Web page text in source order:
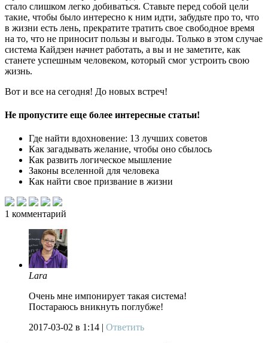
стало слишком легко добиваться. Ставьте перед собой цели
такие, чтобы было интересно к ним идти, забудьте про то, что
в жизни есть лень, прекратите тратить свое свободное время
на то, что не приносит пользы и выгоды. Только в этом случае
система Кайдзен начнет работать, а вы и не заметите, как
станете успешным человеком, который смог устроить свою
жизнь.
Вот и все на сегодня! До новых встреч!
Не пропустите еще более интересные статьи!
Где найти вдохновение: 13 лучших советов
Как загадывать желание, чтобы оно сбылось
Как развить логическое мышление
Законы вселенной для человека
Как найти свое призвание в жизни
1 комментарий
Lara
Очень мне импонирует такая система!
Постараюсь вникнуть поглубже!
2017-03-02 в 1:14 | Ответить